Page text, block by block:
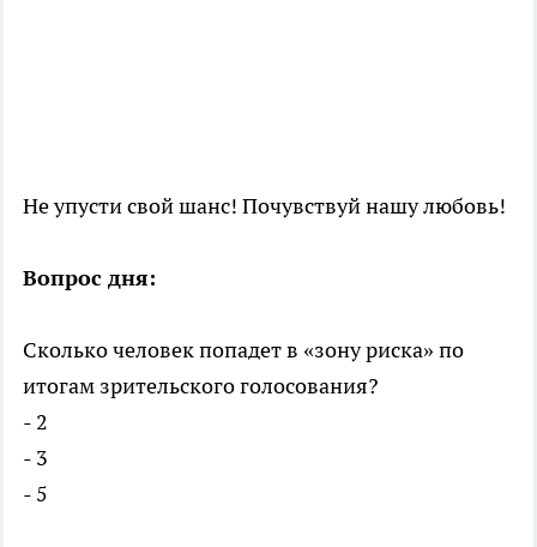
Не упусти свой шанс! Почувствуй нашу любовь!
Вопрос дня:
Сколько человек попадет в «зону риска» по
итогам зрительского голосования?
- 2
- 3
- 5